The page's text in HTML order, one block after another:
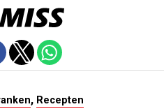
, Recepten